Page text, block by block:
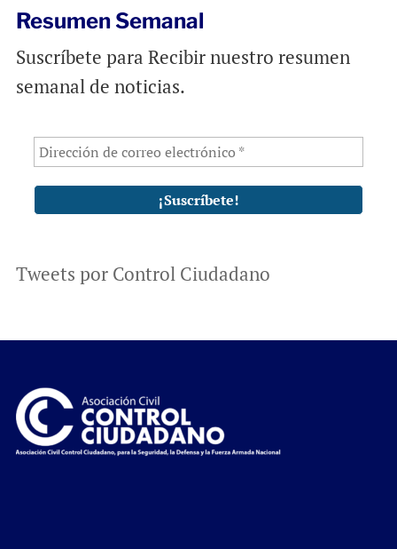
Resumen Semanal
Suscríbete para Recibir nuestro resumen
semanal de noticias.
Tweets por Control Ciudadano